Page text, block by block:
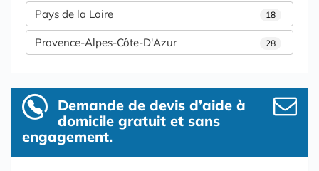
Pays de la Loire 18
Provence-Alpes-Côte-D'Azur 28
Demande de devis d’aide à
domicile gratuit et sans
engagement.